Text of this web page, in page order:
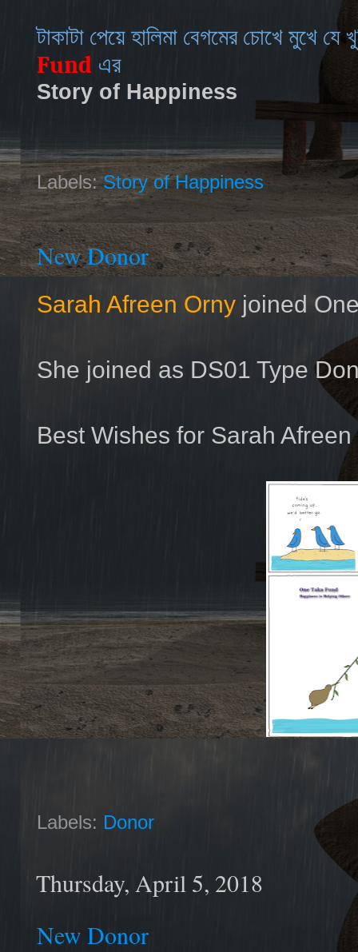
টাকাটা পেয়ে হালিমা বেগমের চোখে মুখে যে
Fund এর
Story of Happiness
Labels:Story of Happiness
New Donor
Sarah Afreen Orny joined
She joined as DS01 Type
Best Wishes for Sarah
Labels: Donor
Thursday, April 5, 2018
New Donor